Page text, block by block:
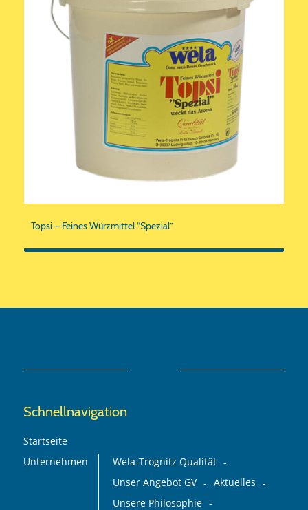
Topsi – Feines Würzmittel “Spezial”
Schnellnavigation
Startseite
Unternehmen
Wela-Trognitz Qualität
Unser Angebot GV
Aktuelles
Unsere Philosophie